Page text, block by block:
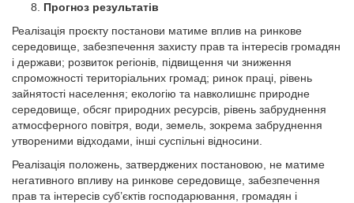
Прогноз результатів
Реалізація проєкту постанови матиме вплив на ринкове
середовище, забезпечення захисту прав та інтересів громадян
і держави; розвиток регіонів, підвищення чи зниження
спроможності територіальних громад; ринок праці, рівень
зайнятості населення; екологію та навколишнє природне
середовище, обсяг природних ресурсів, рівень забруднення
атмосферного повітря, води, земель, зокрема забруднення
утвореними відходами, інші суспільні відносини.
Реалізація положень, затверджених постановою, не матиме
негативного впливу на ринкове середовище, забезпечення
прав та інтересів суб’єктів господарювання, громадян і